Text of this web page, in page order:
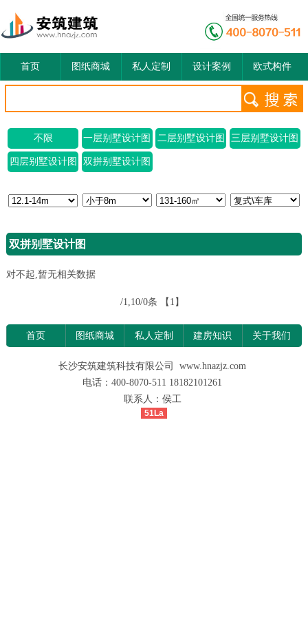
首页 图纸商城 私人定制 设计案例 欧式构件
不限 一层别墅设计图 二层别墅设计图 三层别墅设计图
四层别墅设计图 双拼别墅设计图
双拼别墅设计图
对不起,暂无相关数据
/1,10/0条 【1】
首页 图纸商城 私人定制 建房知识 关于我们
长沙安筑建筑科技有限公司 www.hnazjz.com
电话：400-8070-511 18182101261
联系人：侯工
51La